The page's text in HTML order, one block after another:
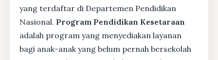
yang terdaftar di Departemen Pendidikan
Nasional. Program Pendidikan Kesetaraan
adalah program yang menyediakan layanan
bagi anak-anak yang belum pernah bersekolah